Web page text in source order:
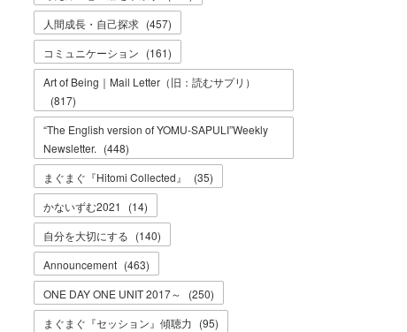
人間成長・自己探求 (457)
コミュニケーション (161)
Art of Being｜Mail Letter（旧：読むサプリ）
(817)
“The English version of YOMU-SAPULI”Weekly
Newsletter. (448)
まぐまぐ『Hitomi Collected』
(35)
かないずむ2021
(14)
自分を大切にする (140)
Announcement (463)
ONE DAY ONE UNIT 2017～
(250)
まぐまぐ『セッション』傾聴力 (95)